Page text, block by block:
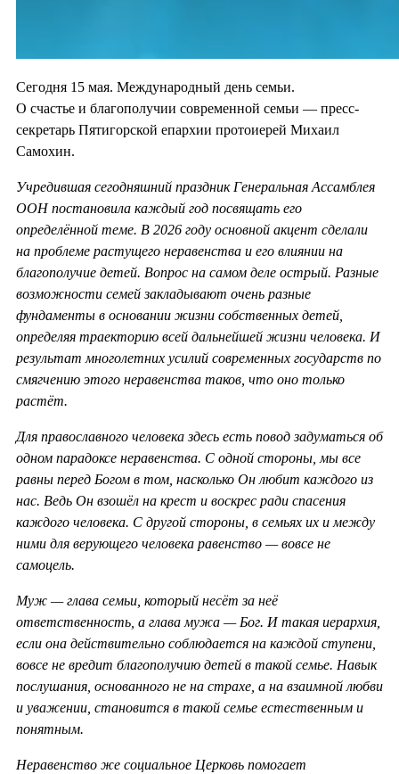
Сегодня 15 мая. Международный день семьи.
О счастье и благополучии современной семьи — пресс-
секретарь Пятигорской епархии протоиерей Михаил
Самохин.
Учредившая сегодняшний праздник Генеральная Ассамблея
ООН постановила каждый год посвящать его
определённой теме. В 2026 году основной акцент сделали
на проблеме растущего неравенства и его влиянии на
благополучие детей. Вопрос на самом деле острый. Разные
возможности семей закладывают очень разные
фундаменты в основании жизни собственных детей,
определяя траекторию всей дальнейшей жизни человека. И
результат многолетних усилий современных государств по
смягчению этого неравенства таков, что оно только
растёт.
Для православного человека здесь есть повод задуматься об
одном парадоксе неравенства. С одной стороны, мы все
равны перед Богом в том, насколько Он любит каждого из
нас. Ведь Он взошёл на крест и воскрес ради спасения
каждого человека. С другой стороны, в семьях их и между
ними для верующего человека равенство — вовсе не
самоцель.
Муж — глава семьи, который несёт за неё
ответственность, а глава мужа — Бог. И такая иерархия,
если она действительно соблюдается на каждой ступени,
вовсе не вредит благополучию детей в такой семье. Навык
послушания, основанного не на страхе, а на взаимной любви
и уважении, становится в такой семье естественным и
понятным.
Неравенство же социальное Церковь помогает